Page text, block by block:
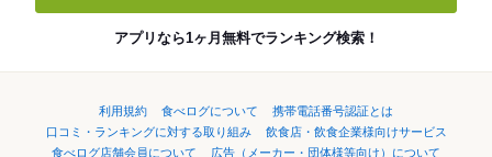
アプリなら1ヶ月無料でランキング検索！
利用規約 食べログについて
携帯電話番号認証とは
口コミ・ランキングに対する取り組み
飲食店・飲食企業様向けサービス
食べログ店舗会員について
広告（メーカー・団体様等向け）について